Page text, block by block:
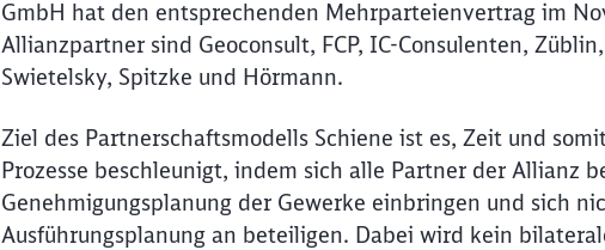
GmbH hat den entsprechenden Mehrparteienvertrag im
Allianzpartner sind Geoconsult, FCP, IC-Consulenten,
Swietelsky, Spitzke und Hörmann.
Ziel des Partnerschaftsmodells Schiene ist es, Zeit und
Prozesse beschleunigt, indem sich alle Partner der Allianz
Genehmigungsplanung der Gewerke einbringen und sich
Ausführungsplanung an beteiligen. Dabei wird kein